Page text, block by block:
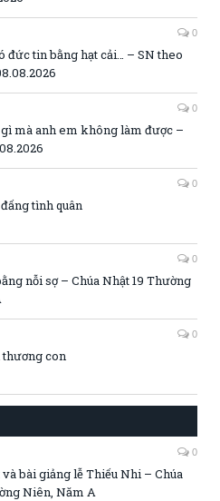
0
đức tin bằng hạt cải… – SN theo
0
gì mà anh em không làm được –
0
tình quân
0
nỗi sợ – Chúa Nhật 19 Thường
0
con
0
bài giảng lễ Thiếu Nhi – Chúa
Niên, Năm A